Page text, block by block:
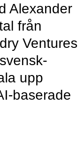
Alexander
från
Ventures
upp
baserade